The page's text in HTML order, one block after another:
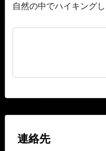
自然の中でハイキング
連絡先